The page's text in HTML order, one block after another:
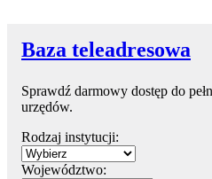
Baza teleadresowa
Sprawdź darmowy dostęp do
urzędów.
Rodzaj instytucji:
Województwo: